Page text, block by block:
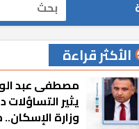
بحث
الأكثر قراءة
مصطفى عبد
يثير التساؤلات
وزارة